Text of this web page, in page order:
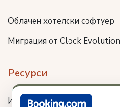
Облачен хотелски софтуер
Миграция от Clock Evolution
Ресурси
Интеграции